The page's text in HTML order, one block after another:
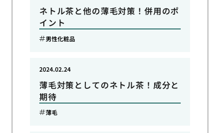
ネトル茶と他の薄毛対策！併用のポ
イント
男性化粧品
薄毛対策としてのネトル茶！成分と
期待
2024.02.24
薄毛